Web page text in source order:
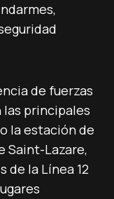
de fuerzas
las principales
la estación de
Saint-Lazare,
de la Línea 12